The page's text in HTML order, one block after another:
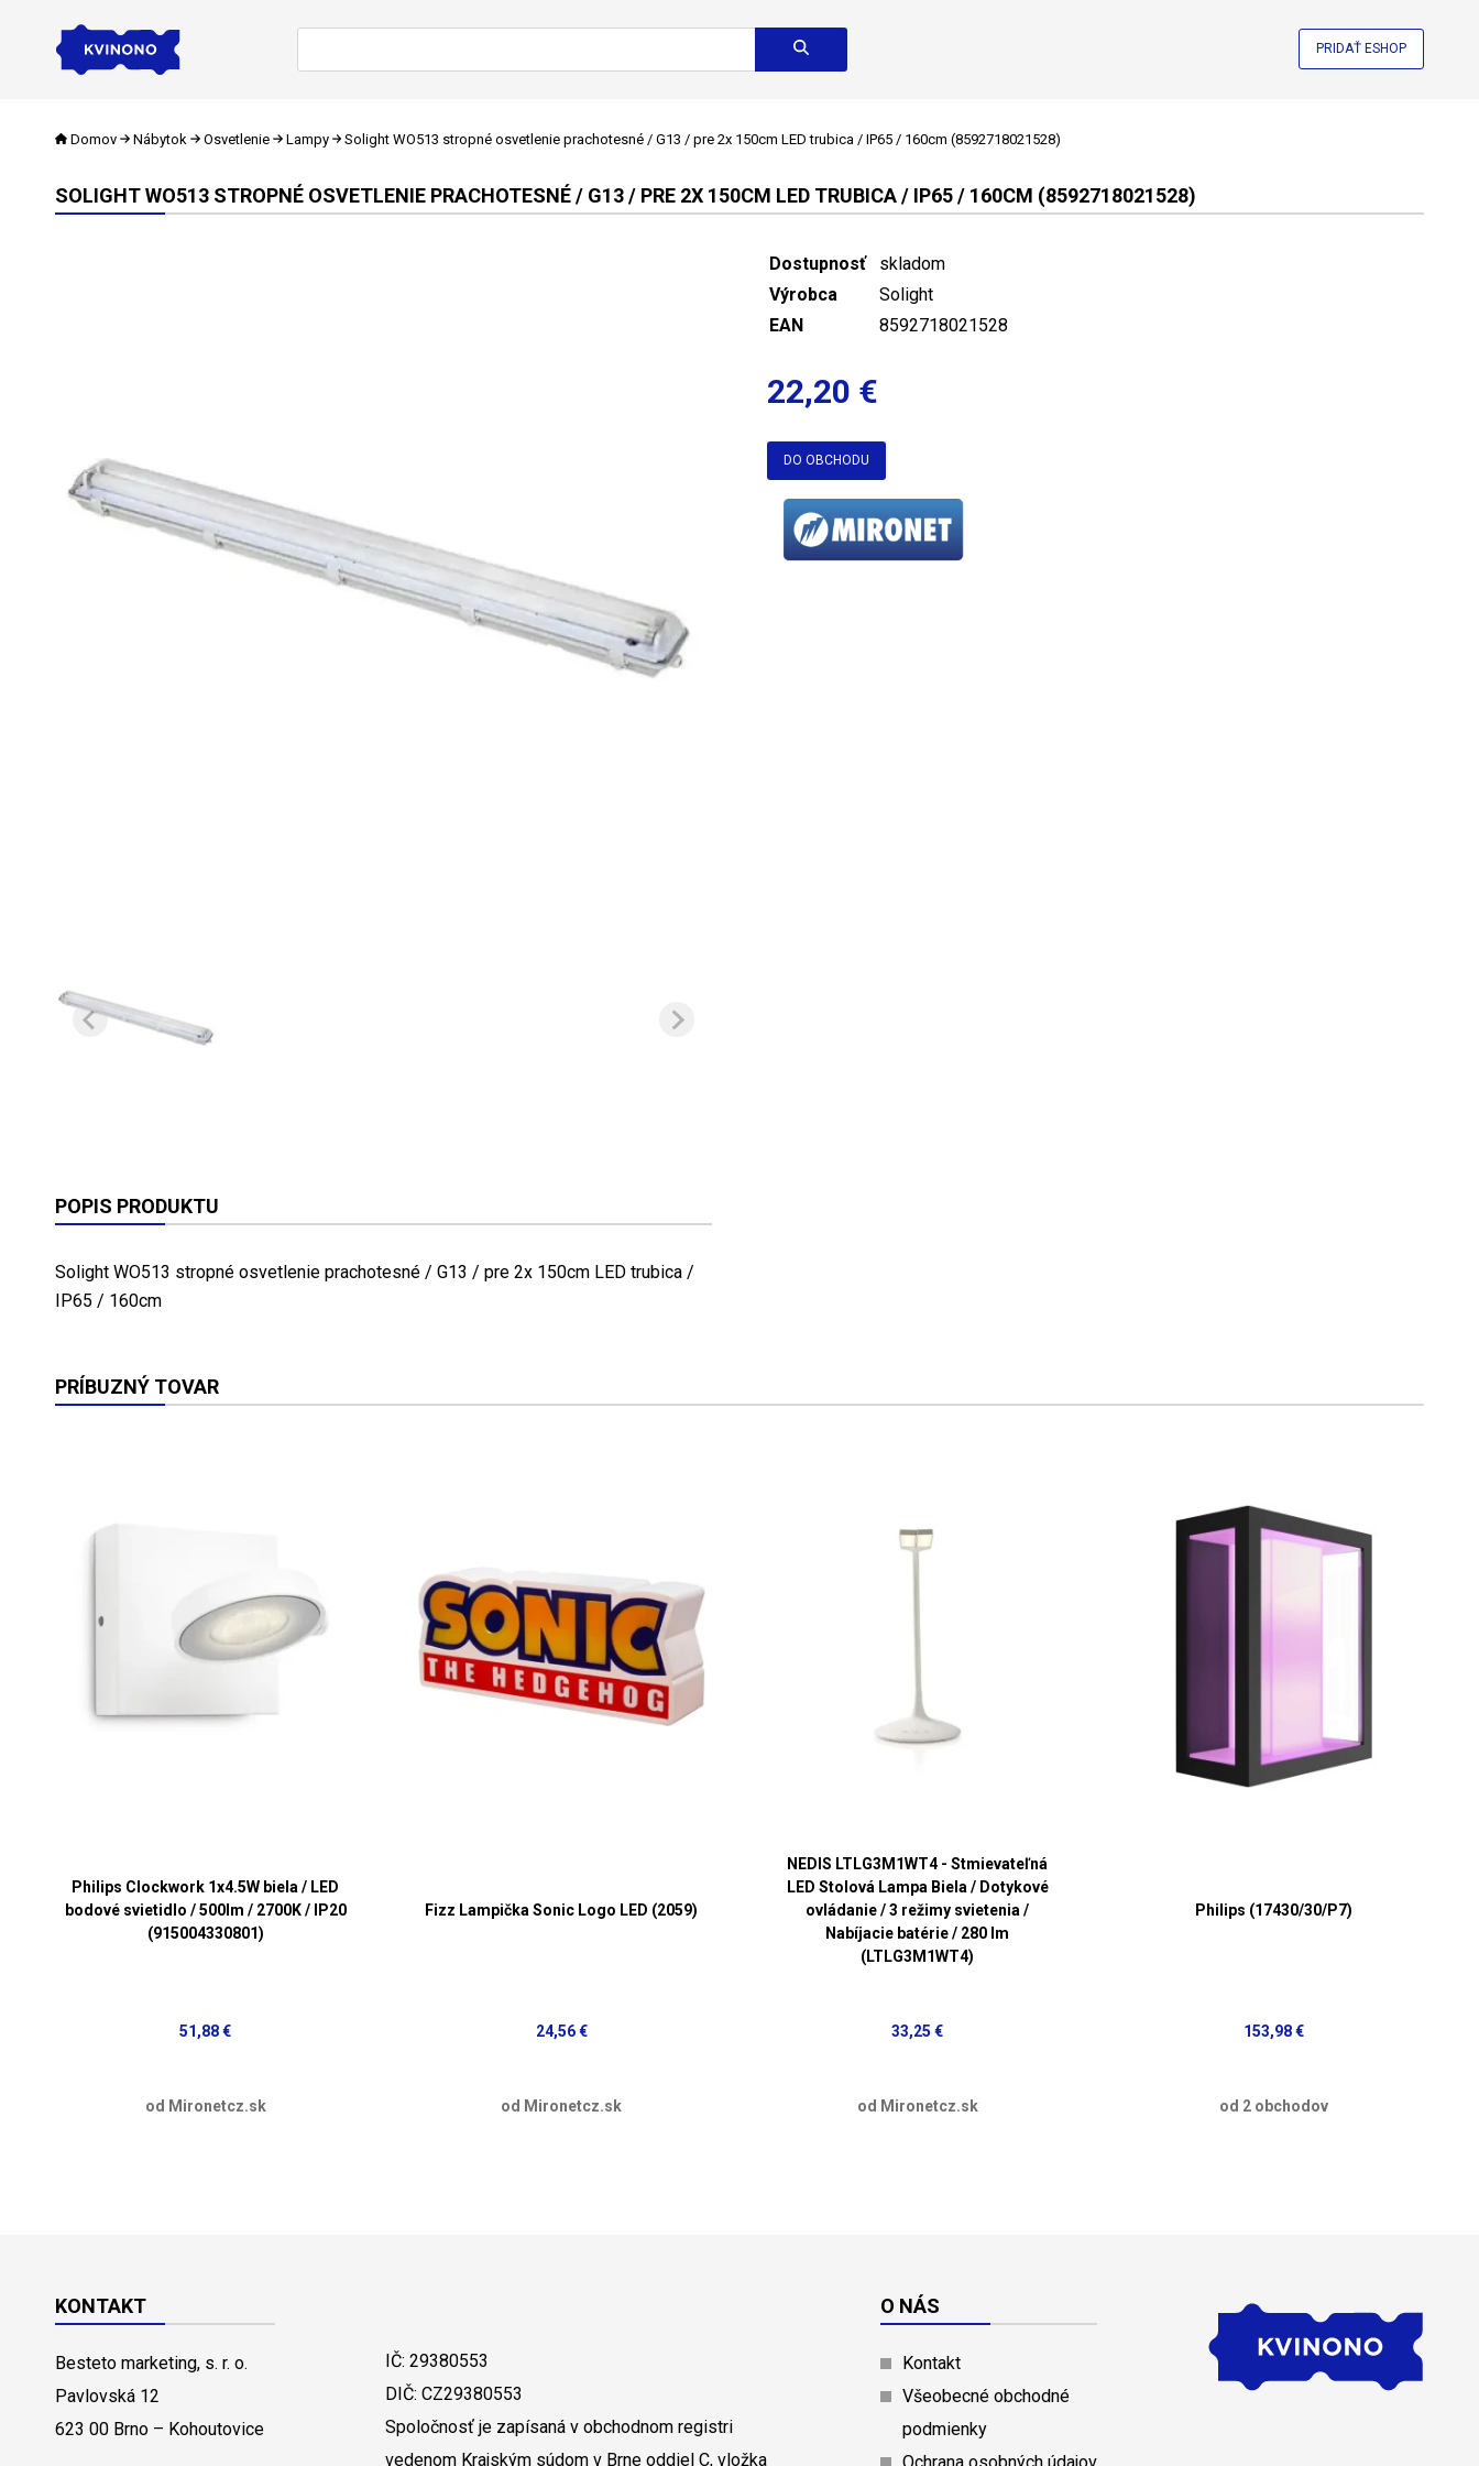
PRIDAŤ ESHOP
Domov Nábytok Osvetlenie Lampy Solight WO513 stropné osvetlenie prachotesné / G13 / pre 2x 150cm LED trubica / IP65 / 160cm (8592718021528)
SOLIGHT WO513 STROPNÉ OSVETLENIE PRACHOTESNÉ / G13 / PRE 2X 150CM LED TRUBICA / IP65 / 160CM (8592718021528)
Dostupnosť
skladom
Výrobca
Solight
EAN
8592718021528
22,20 €
DO OBCHODU
POPIS PRODUKTU
Solight WO513 stropné osvetlenie prachotesné / G13 / pre 2x 150cm LED trubica /
IP65 / 160cm
PRÍBUZNÝ TOVAR
Philips Clockwork 1x4.5W biela / LED
bodové svietidlo / 500lm / 2700K / IP20
(915004330801)
51,88 €
od Mironetcz.sk
Fizz Lampička Sonic Logo LED (2059)
24,56 €
od Mironetcz.sk
NEDIS LTLG3M1WT4 - Stmievateľná
LED Stolová Lampa Biela / Dotykové
ovládanie / 3 režimy svietenia /
Nabíjacie batérie / 280 lm
(LTLG3M1WT4)
33,25 €
od Mironetcz.sk
Philips (17430/30/P7)
153,98 €
od 2 obchodov
KONTAKT
Besteto marketing, s. r. o.
Pavlovská 12
623 00 Brno – Kohoutovice
IČ: 29380553
DIČ: CZ29380553
Spoločnosť je zapísaná v obchodnom registri
vedenom Krajským súdom v Brne oddiel C, vložka
O NÁS
Kontakt
Všeobecné obchodné
podmienky